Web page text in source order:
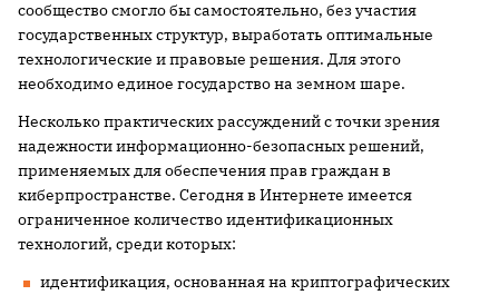
сообщество смогло бы самостоятельно, без участия
государственных структур, выработать оптимальные
технологические и правовые решения. Для этого
необходимо единое государство на земном шаре.
Несколько практических рассуждений с точки зрения
надежности информационно-безопасных решений,
применяемых для обеспечения прав граждан в
киберпространстве. Сегодня в Интернете имеется
ограниченное количество идентификационных
технологий, среди которых:
идентификация, основанная на криптографических